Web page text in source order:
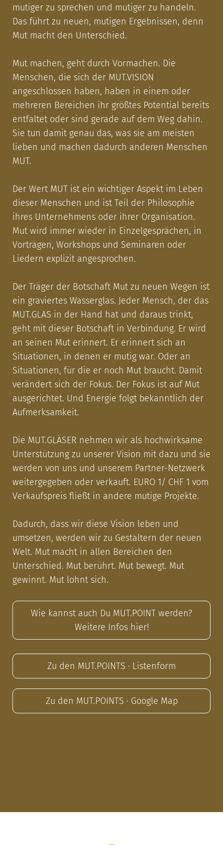
mutiger zu sprechen und mutiger zu handeln.
Das führt zu neuen, mutigen Ergebnissen, denn
Mut macht den Unterschied.
Mut machen, geht durch Vormachen. Die
Menschen, die sich der MUT.VISION
angeschlossen haben, haben in einem oder
mehreren Bereichen ihr größtes Potential bereits
entfaltet oder sind gerade auf dem Weg dahin.
Sie tun damit genau das, was sie am meisten
lieben und machen dadurch anderen Menschen
MUT.
Der Wert MUT ist ein wichtiger Aspekt im Leben
dieser Menschen und ist Teil der Philosophie
ihres Unternehmens oder ihrer Organisation.
Mut wird immer wieder in Einzelgesprächen, in
Vorträgen, Workshops und Seminaren oder
Liedern explizit angesprochen.
Der Träger der Botschaft Mut zu neuen Wegen ist
ein graviertes Wasserglas. Jeder Mensch, der das
MUT.GLAS in der Hand hat und daraus trinkt,
geht mit dieser Botschaft in Verbindung. Er wird
an seinen Mut erinnert. Er erinnert sich an
Situationen, in denen er mutig war. Oder an
Situationen, für die er noch Mut braucht. Damit
verändert sich der Fokus. Der Fokus ist auf Mut
ausgerichtet. Und Energie folgt bekanntlich der
Aufmerksamkeit.
Die MUT.GLÄSER nehmen wir als hochwirksame
Unterstützung zu unserer Vision mit dazu und sie
werden von uns und unserem Partner-Netzwerk
weitergegeben oder verkauft. EURO 1/ CHF 1 vom
Verkaufspreis fließt in andere mutige Projekte.
Dadurch, dass wir diese Vision leben und
umsetzen, werden wir zu Gestaltern der neuen
Welt. Mut macht in allen Bereichen den
Unterschied. Mut berührt. Mut bewegt. Mut
gewinnt. Mut lohnt sich.
Wie kannst auch Du MUT.POINT werden?
Weitere Infos hier!
Zu den MUT.POINTS · Listenform
Zu den MUT.POINTS · Google Map